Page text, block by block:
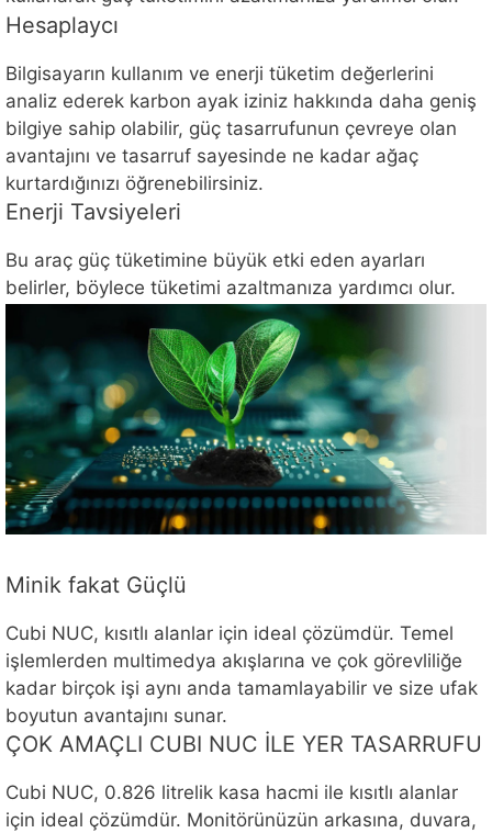
Hesaplaycı
Bilgisayarın kullanım ve enerji tüketim değerlerini
analiz ederek karbon ayak iziniz hakkında daha geniş
bilgiye sahip olabilir, güç tasarrufunun çevreye olan
avantajını ve tasarruf sayesinde ne kadar ağaç
kurtardığınızı öğrenebilirsiniz.
Enerji Tavsiyeleri
Bu araç güç tüketimine büyük etki eden ayarları
belirler, böylece tüketimi azaltmanıza yardımcı olur.
Minik fakat Güçlü
Cubi NUC, kısıtlı alanlar için ideal çözümdür. Temel
işlemlerden multimedya akışlarına ve çok görevliliğe
kadar birçok işi aynı anda tamamlayabilir ve size ufak
boyutun avantajını sunar.
ÇOK AMAÇLI CUBI NUC İLE YER TASARRUFU
Cubi NUC, 0.826 litrelik kasa hacmi ile kısıtlı alanlar
için ideal çözümdür. Monitörünüzün arkasına, duvara,